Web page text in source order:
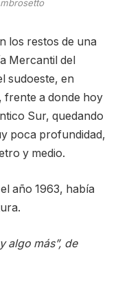
los restos de una
Mercantil del
sudoeste, en
frente a donde hoy
Sur, quedando
poca profundidad,
y medio.
año 1963, había
algo más”, de